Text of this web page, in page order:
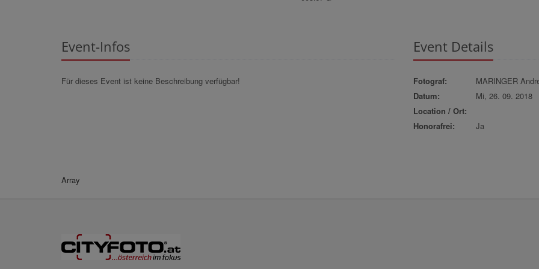
Event-Infos
Für dieses Event ist keine Beschreibung verfügbar!
Event Details
Fotograf:
MARINGER
Datum:
Mi, 26. 09. 2018
Location / Ort:
Honorafrei:
Ja
Array